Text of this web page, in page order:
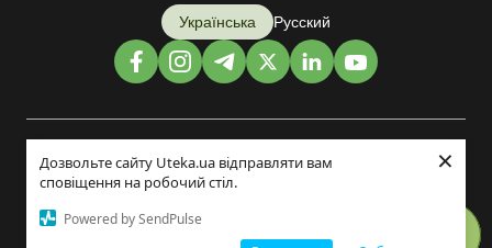
Дозвольте сайту Uteka.ua відправляти вам
сповіщення на робочий стіл.
Powered by SendPulse
×
Українська Русский
Дизайн і розробка: